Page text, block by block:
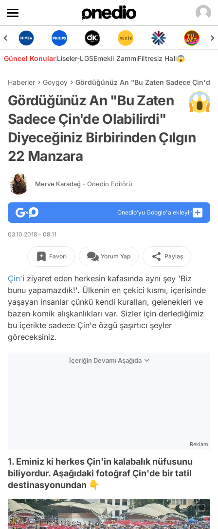
Güncel KonularLiseler-LGSEmekli ZammıFiltresiz Hali😱
Haberler Goygoy Gördüğünüz An "Bu Zaten Sadece
Gördüğünüz An "Bu Zaten
Sadece Çin'de Olabilirdi"
Diyeceğiniz Birbirinden Çılgın
22 Manzara
Merve Karadağ - Onedio Editörü
Onedio’yu Google'a ekleyin
03.10.2018 - 08:11
Favori Yorum Yap Paylaş
Çin'i ziyaret eden herkesin kafasında aynı şey 'Biz
bunu yapamazdık!'. Ülkenin en çekici kısmı, içerisinde
yaşayan insanlar çünkü kendi kuralları, gelenekleri ve
bazen komik alışkanlıkları var. Sizler için derlediğimiz
bu içerikte sadece Çin'e özgü şaşırtıcı şeyler
göreceksiniz.
İçeriğin Devamı Aşağıda
Reklam
1. Eminiz ki herkes Çin'in kalabalık nüfusunu
biliyordur. Aşağıdaki fotoğraf Çin'de bir tatil
destinasyonundan 👇